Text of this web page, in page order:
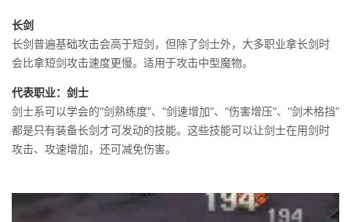
长剑
长剑普遍基础攻击会高于短剑，但除了剑士外，大多职业拿长剑时
会比拿短剑攻击速度更慢。适用于攻击中型魔物。
代表职业：剑士
剑士系可以学会的“剑熟练度”、“剑速增加”、“伤害增压”、“剑术格挡”
都是只有装备长剑才可发动的技能。这些技能可以让剑士在用剑时
攻击、攻速增加，还可减免伤害。